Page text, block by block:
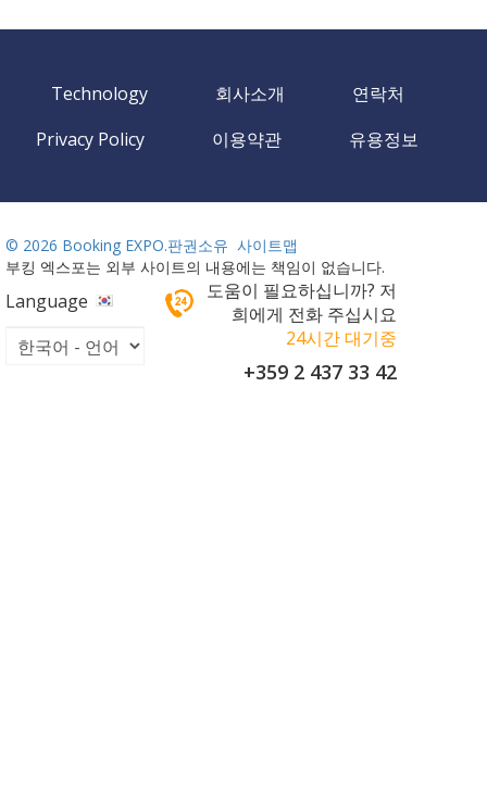
Technology 회사소개
연락처
Privacy Policy
이용약관 유용정보
© 2026 Booking EXPO.판권소유 사이트맵
부킹 엑스포는 외부 사이트의 내용에는 책임이 없습니다.
Language
도움이 필요하십니까? 저
희에게 전화 주십시요
24시간 대기중
+359 2 437 33 42